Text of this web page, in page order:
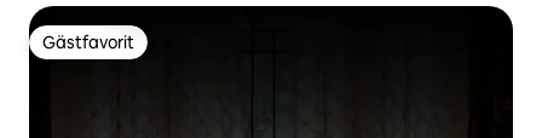
Gästfavorit
Gästfavorit